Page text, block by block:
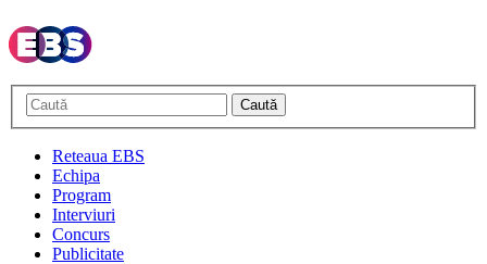
Caută
Reteaua EBS
Echipa
Program
Interviuri
Concurs
Publicitate